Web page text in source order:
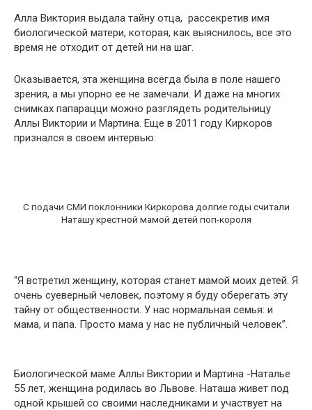
Алла Виктория выдала тайну отца, рассекретив имя
биологической матери, которая, как выяснилось, все это
время не отходит от детей ни на шаг.
Оказывается, эта женщина всегда была в поле нашего
зрения, а мы упорно ее не замечали. И даже на многих
снимках папарацци можно разглядеть родительницу
Аллы Виктории и Мартина. Еще в 2011 году Киркоров
признался в своем интервью:
С подачи СМИ поклонники Киркорова долгие годы считали
Наташу крестной мамой детей поп-короля
“Я встретил женщину, которая станет мамой моих детей. Я
очень суеверный человек, поэтому я буду оберегать эту
тайну от общественности. У нас нормальная семья: и
мама, и папа. Просто мама у нас не публичный человек”.
Биологической маме Аллы Виктории и Мартина -Наталье
55 лет, женщина родилась во Львове. Наташа живет под
одной крышей со своими наследниками и участвует на